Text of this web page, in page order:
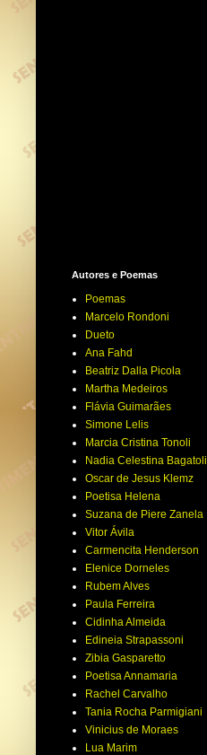
Autores e Poemas
Poemas
Marcelo Rondoni
Dueto
Ana Fahd
Beatriz Dalla Picola
Martha Medeiros
Flávia Guimarães
Simone Lelis
Marcia Cristina Tonoli
Nadia Celestina Bagatoli
Oscar de Jesus Klemz
Poetisa Helena
Suzana de Piere Zanela
Vitor Ávila
Carmencita Henderson
Elenice Dorneles
Rubem Alves
Paula Ferreira
Cidinha Almeida
Edineia Strapassoni
Zibia Gasparetto
Poetisa Annamaria
Rachel Carvalho
Tania Rocha Parmigiani
Vinicius de Moraes
Lua Marim